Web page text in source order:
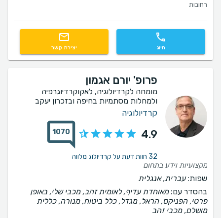
רחובות
חיוג יצירת קשר
פרופ' יורם אגמון
מומחה לקרדיולוגיה, לאקוקרדיוגרפיה
ולמחלות מסתמיות בחיפה ובזכרון יעקב
קרדיולוגיה
4.9
1070
32 חוות דעת על קרדיולוג מלווה
מקצועיות וידע בתחום
שפות:עברית, אנגלית
בהסדר עם:מאוחדת עדיף, לאומית זהב, מכבי שלי, באופן
פרטי, הפניקס, הראל, מגדל, כלל ביטוח, מנורה, כללית
מושלם, מכבי זהב